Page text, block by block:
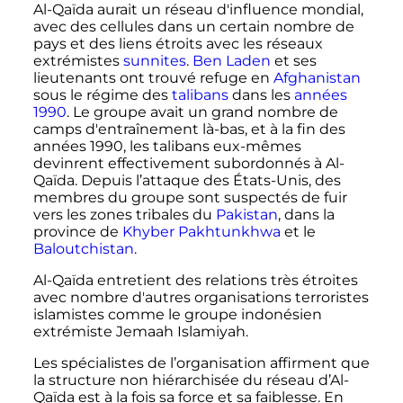
Al-Qaïda aurait un réseau d'influence mondial,
avec des cellules dans un certain nombre de
pays et des liens étroits avec les réseaux
extrémistes sunnites. Ben Laden et ses
lieutenants ont trouvé refuge en Afghanistan
sous le régime des talibansdans les années
1990. Le groupe avait un grand nombre de
camps d'entraînement là-bas, et à la fin des
années 1990, les talibans eux-mêmes
devinrent effectivement subordonnés à Al-
Qaïda. Depuis l’attaque des États-Unis, des
membres du groupe sont suspectés de fuir
vers les zones tribales du Pakistan, dans la
province de Khyber Pakhtunkhwa et le
Baloutchistan.
Al-Qaïda entretient des relations très étroites
avec nombre d'autres organisations terroristes
islamistes comme le groupe indonésien
extrémiste Jemaah Islamiyah.
Les spécialistes de l’organisation affirment que
la structure non hiérarchisée du réseau d’Al-
Qaïda est à la fois sa force et sa faiblesse. En